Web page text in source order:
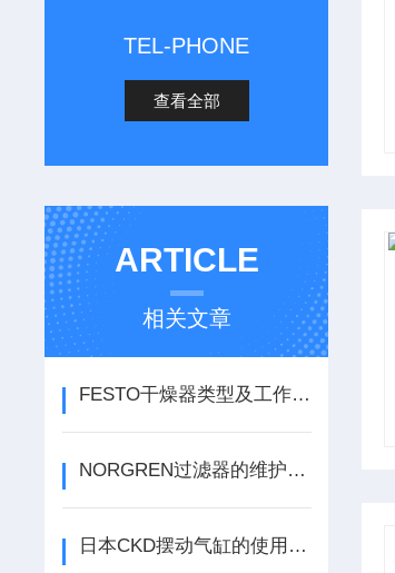
TEL-PHONE
查看全部
ARTICLE
相关文章
FESTO干燥器类型及工作原理解析
NORGREN过滤器的维护与保养技巧
日本CKD摆动气缸的使用注意事项